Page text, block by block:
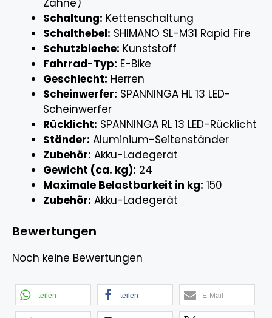
Zähne)
Schaltung: Kettenschaltung
Schalthebel: SHIMANO SL-M31 Rapid Fire
Schutzbleche: Kunststoff
Fahrrad-Typ: E-Bike
Geschlecht: Herren
Scheinwerfer: SPANNINGA HL 13 LED-
Scheinwerfer
Rücklicht: SPANNINGA RL 13 LED-Rücklicht
Ständer: Aluminium-Seitenständer
Zubehör: Akku-Ladegerät
Gewicht (ca. kg): 24
Maximale Belastbarkeit in kg: 150
Zubehör: Akku-Ladegerät
Bewertungen
Noch keine Bewertungen
teilen teilen E-Mail